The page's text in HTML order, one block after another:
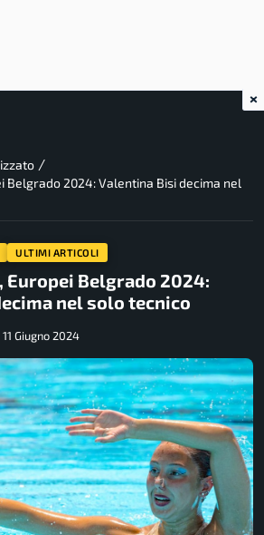
/
Belgrado 2024: Valentina Bisi decima nel
ULTIMI ARTICOLI
Belgrado 2024:
nel solo tecnico
11 Giugno 2024
×